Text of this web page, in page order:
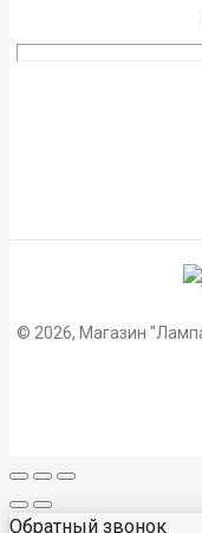
© 2026, Магазин
Обратный звонок